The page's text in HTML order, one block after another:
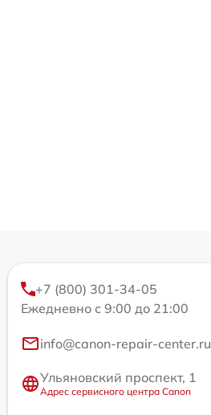
+7 (800) 301-34-05
Ежедневно с 9:00 до 21:00
info@canon-repair-center.ru
Ульяновский проспект, 1
Адрес сервисного центра Canon